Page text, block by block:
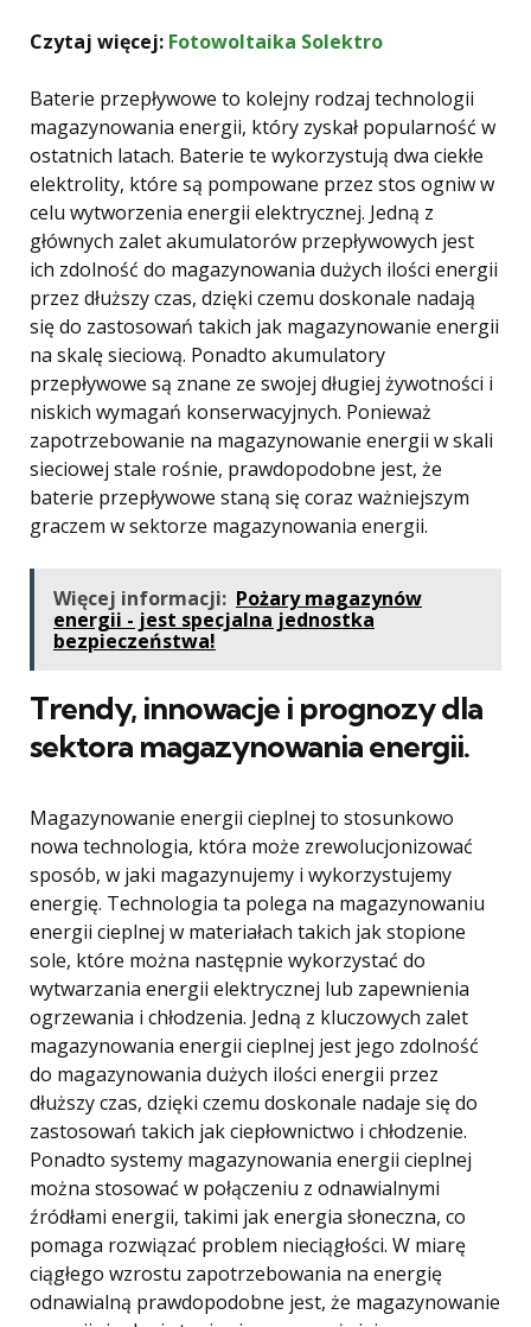
Czytaj więcej: Fotowoltaika Solektro
Baterie przepływowe to kolejny rodzaj technologii
magazynowania energii, który zyskał popularność w
ostatnich latach. Baterie te wykorzystują dwa ciekłe
elektrolity, które są pompowane przez stos ogniw w
celu wytworzenia energii elektrycznej. Jedną z
głównych zalet akumulatorów przepływowych jest
ich zdolność do magazynowania dużych ilości energii
przez dłuższy czas, dzięki czemu doskonale nadają
się do zastosowań takich jak magazynowanie energii
na skalę sieciową. Ponadto akumulatory
przepływowe są znane ze swojej długiej żywotności i
niskich wymagań konserwacyjnych. Ponieważ
zapotrzebowanie na magazynowanie energii w skali
sieciowej stale rośnie, prawdopodobne jest, że
baterie przepływowe staną się coraz ważniejszym
graczem w sektorze magazynowania energii.
Więcej informacji: Pożary magazynów
energii - jest specjalna jednostka
bezpieczeństwa!
Trendy, innowacje i prognozy dla
sektora magazynowania energii.
Magazynowanie energii cieplnej to stosunkowo
nowa technologia, która może zrewolucjonizować
sposób, w jaki magazynujemy i wykorzystujemy
energię. Technologia ta polega na magazynowaniu
energii cieplnej w materiałach takich jak stopione
sole, które można następnie wykorzystać do
wytwarzania energii elektrycznej lub zapewnienia
ogrzewania i chłodzenia. Jedną z kluczowych zalet
magazynowania energii cieplnej jest jego zdolność
do magazynowania dużych ilości energii przez
dłuższy czas, dzięki czemu doskonale nadaje się do
zastosowań takich jak ciepłownictwo i chłodzenie.
Ponadto systemy magazynowania energii cieplnej
można stosować w połączeniu z odnawialnymi
źródłami energii, takimi jak energia słoneczna, co
pomaga rozwiązać problem nieciągłości. W miarę
ciągłego wzrostu zapotrzebowania na energię
odnawialną prawdopodobne jest, że magazynowanie